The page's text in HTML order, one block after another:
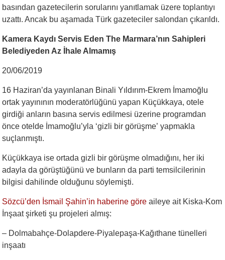
basından gazetecilerin sorularını yanıtlamak üzere toplantıyı
uzattı. Ancak bu aşamada Türk gazeteciler salondan çıkarıldı.
Kamera Kaydı Servis Eden The Marmara’nın Sahipleri
Belediyeden Az İhale Almamış
20/06/2019
16 Haziran’da yayınlanan Binali Yıldırım-Ekrem İmamoğlu
ortak yayınının moderatörlüğünü yapan Küçükkaya, otele
girdiği anların basına servis edilmesi üzerine programdan
önce otelde İmamoğlu’yla ‘gizli bir görüşme’ yapmakla
suçlanmıştı.
Küçükkaya ise ortada gizli bir görüşme olmadığını, her iki
adayla da görüştüğünü ve bunların da parti temsilcilerinin
bilgisi dahilinde olduğunu söylemişti.
Sözcü’den İsmail Şahin’in haberine göre aileye ait Kiska-Kom
İnşaat şirketi şu projeleri almış:
– Dolmabahçe-Dolapdere-Piyalepaşa-Kağıthane tünelleri
inşaatı